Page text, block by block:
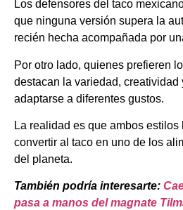
Los defensores del taco
que ninguna versión supera la
recién hecha acompañada por
Por otro lado, quienes prefieren
destacan la variedad, creatividad
adaptarse a diferentes gustos.
La realidad es que ambos estilos
convertir al taco en uno de los
del planeta.
También podría interesarte:
pasa a manos del magnate